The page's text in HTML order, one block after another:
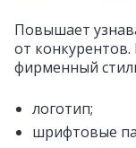
Повышает
от конкурентов.
фирменный
логотип;
шрифтовые